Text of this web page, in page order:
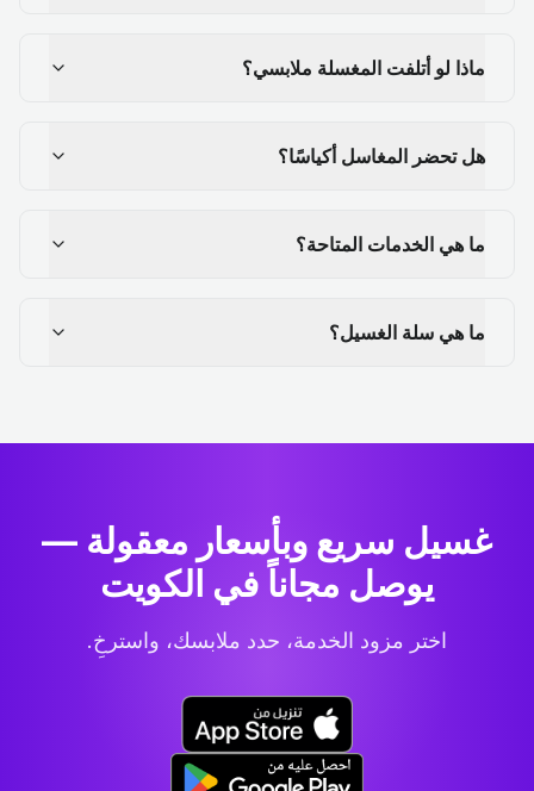
ماذا لو أتلفت المغسلة ملابسي؟
هل تحضر المغاسل أكياسًا؟
ما هي الخدمات المتاحة؟
ما هي سلة الغسيل؟
غسيل سريع وبأسعار معقولة —
يوصل مجاناً في الكويت
اختر مزود الخدمة، حدد ملابسك، واسترخِ.